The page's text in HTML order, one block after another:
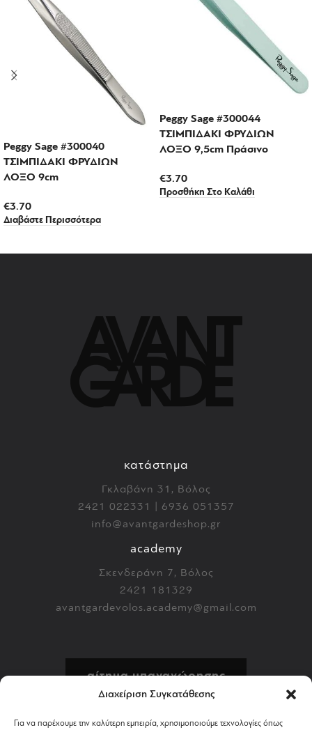
Διαχείριση Συγκατάθεσης
Για να παρέχουμε την καλύτερη εμπειρία, χρησιμοποιούμε τεχνολογίες όπως
Peggy Sage #300040
ΤΣΙΜΠΙΔΑΚΙ ΦΡΥΔΙΩΝ
ΛΟΞΟ 9cm
€3.70
Διαβάστε Περισσότερα
Peggy Sage #300044
ΤΣΙΜΠΙΔΑΚΙ ΦΡΥΔΙΩΝ
ΛΟΞΟ 9,5cm Πράσινο
€3.70
Προσθήκη Στο Καλάθι
κατάστημα
Γκλαβάνη 31, Βόλος
2421 022331 | 6936 051357
info@avantgardeshop.gr
academy
Σκενδεράνη 7, Βόλος
2421 181329
avantgardevolos.academy@gmail.com
αίτημα υπαναχώρησης